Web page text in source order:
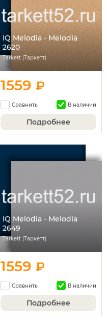
IQ Melodia - Melodia
2620
Tarkett (Таркетт)
1559₽
Сравнить В наличии
Подробнее
IQ Melodia - Melodia
2649
Tarkett (Таркетт)
1559₽
Сравнить В наличии
Подробнее